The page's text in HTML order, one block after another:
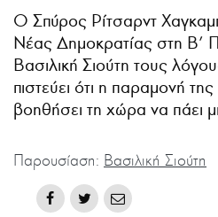
Ο Σπύρος Ρίτσαρντ
Νέας Δημοκρατίας στη Β’
Βασιλική Σιούτη τους
πιστεύει ότι η παραμονή
βοηθήσει τη χώρα να πάει
Παρουσίαση: Βασιλική Σιούτη